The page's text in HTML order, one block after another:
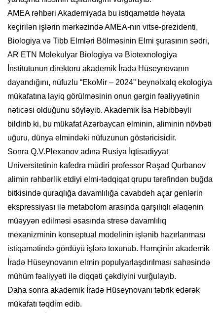
AMEA rəhbəri Akademiyada bu istiqamətdə həyata
keçirilən işlərin mərkəzində AMEA-nın vitse-prezidenti,
Biologiya və Tibb Elmləri Bölməsinin Elmi şurasının sədri,
AR ETN Molekulyar Biologiya və Biotexnologiya
İnstitutunun direktoru akademik İradə Hüseynovanın
dayandığını, nüfuzlu “EkoMir – 2024” beynəlxalq ekologiya
mükafatına layiq görülməsinin onun gərgin fəaliyyətinin
nəticəsi olduğunu söyləyib. Akademik İsa Həbibbəyli
bildirib ki, bu mükafat Azərbaycan elminin, aliminin növbəti
uğuru, dünya elmindəki nüfuzunun göstəricisidir.
Sonra Q.V.Plexanov adına Rusiya İqtisadiyyat
Universitetinin kafedra müdiri professor Rəşad Qurbanov
alimin rəhbərlik etdiyi elmi-tədqiqat qrupu tərəfindən buğda
bitkisində quraqlığa davamlılığa cavabdeh açar genlərin
ekspressiyası ilə metabolom arasında qarşılıqlı əlaqənin
müəyyən edilməsi əsasında stresə davamlılıq
mexanizminin konseptual modelinin işlənib hazırlanması
istiqamətində gördüyü işlərə toxunub. Həmçinin akademik
İradə Hüseynovanın elmin populyarlaşdırılması sahəsində
mühüm fəaliyyəti ilə diqqəti çəkdiyini vurğulayıb.
Daha sonra akademik İradə Hüseynovanı təbrik edərək
mükafatı təqdim edib.